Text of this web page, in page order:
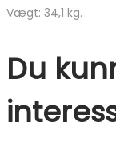
Vægt: 34,1 kg.
Du